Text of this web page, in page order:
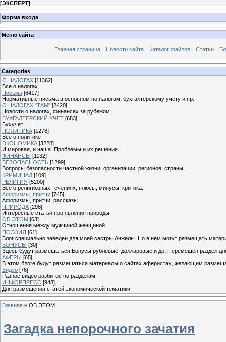
[ЭКСПЕРТ]
Форма входа
Меню сайта
Главная страница Новости сайта Каталог файлов Статьи
Categories
О НАЛОГАХ [11362]
Все о налогах.
Письма [6417]
Нормативные письма в основном по налогам, бухгалтерскому учету и пр.
О НАЛОГАХ "ТАМ" [2420]
Новости о налогах, финансах за рубежом
БУХГАЛТЕРСКИЙ УЧЕТ [683]
Бухучет
ПОЛИТИКА [1278]
Все о политике
ЭКОНОМИКА [3228]
И мировая, и наша. Проблемы и их решения.
ФИНАНСЫ [1132]
БЕЗОПАСНОСТЬ [1299]
Вопросы безопасности частной жизни, организации, регионов, страны.
КРИМИНАЛ [109]
РЕЛИГИЯ [5200]
Все о религиозных течениях, плюсы, минусы, критика.
Афоризмы, притчи [745]
Афоризмы, притчи, рассказы
ПРИРОДА [298]
Интересные статьи про явления природы
ОБ ЭТОМ [63]
Отношения между мужчиной женщиной
ПОЭЗИЯ [61]
Блог специально заведен для моей сестры Анжелы. Но в нем могут размещать
БОНУСЫ [30]
Здесь будут размещаться Бонусы рублевые, долларовые и др. Перемещен раздел
АФЕРЫ [65]
В этом блоге будут размещаться материалы о сайтах аферистах, желающим
Видео [76]
Разное видео разбитое по разделам
ИНФОРПРЕСС [948]
Для размещения статей экономической тематики
Главная » ОБ ЭТОМ
Загадка непорочного зачатия